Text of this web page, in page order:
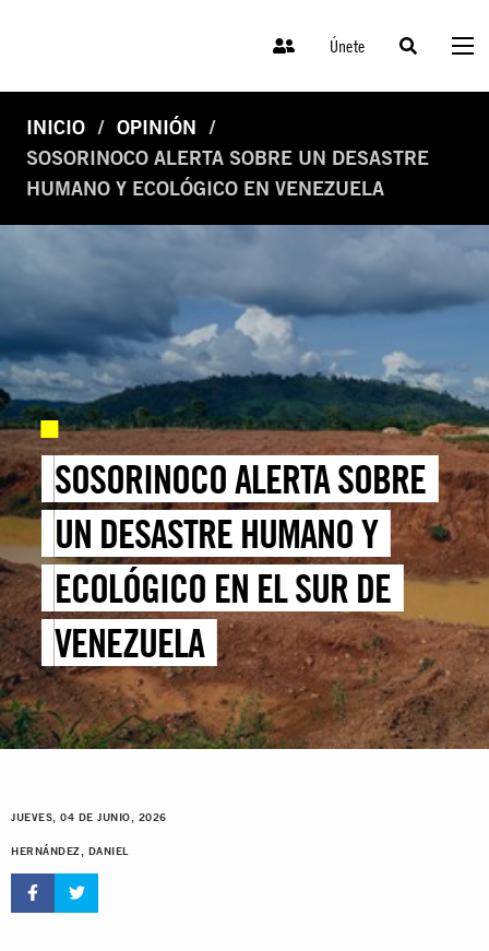
Únete
INICIO
OPINIÓN
SOSORINOCO ALERTA SOBRE UN DESASTRE
HUMANO Y ECOLÓGICO EN VENEZUELA
SOSORINOCO ALERTA SOBRE
UN DESASTRE HUMANO Y
ECOLÓGICO EN EL SUR DE
VENEZUELA
JUEVES, 04 DE JUNIO, 2026
HERNÁNDEZ, DANIEL